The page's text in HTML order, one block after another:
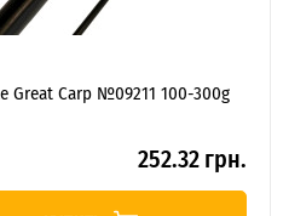
Carp №09211 100-300g
252.32 грн.